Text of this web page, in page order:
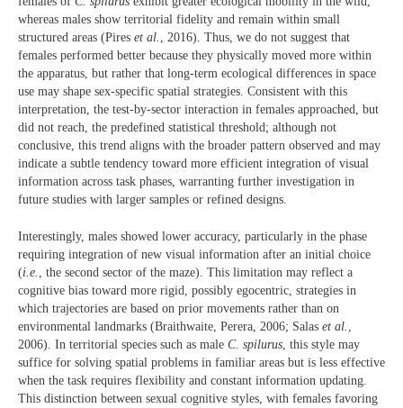
whereas males show territorial fidelity and remain within small
structured areas (Pires et al. , 2016). Thus, we do not suggest that
females performed better because they physically moved more within
the apparatus, but rather that long-term ecological differences in space
use may shape sex-specific spatial strategies. Consistent with this
interpretation, the test-by-sector interaction in females approached, but
did not reach, the predefined statistical threshold; although not
conclusive, this trend aligns with the broader pattern observed and may
indicate a subtle tendency toward more efficient integration of visual
information across task phases, warranting further investigation in
future studies with larger samples or refined designs.
Interestingly, males showed lower accuracy, particularly in the phase
requiring integration of new visual information after an initial choice
(i.e.
, the second sector of the maze). This limitation may reflect a
cognitive bias toward more rigid, possibly egocentric, strategies in
which trajectories are based on prior movements rather than on
environmental landmarks (Braithwaite, Perera, 2006; Salas et al.
2006). In territorial species such as male C. spilurus , this style may
suffice for solving spatial problems in familiar areas but is less effective
when the task requires flexibility and constant information updating.
This distinction between sexual cognitive styles, with females favoring